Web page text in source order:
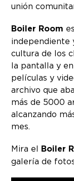
unión
Boiler Room
independiente
cultura de los
la pantalla y
películas y
archivo que
más de 5000
alcanzando
mes.
Mira el Boiler
galería de